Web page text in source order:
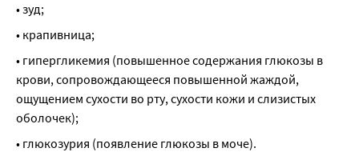
• зуд;
• крапивница;
• гипергликемия (повышенное содержания глюкозы в
крови, сопровождающееся повышенной жаждой,
ощущением сухости во рту, сухости кожи и слизистых
оболочек);
• глюкозурия (появление глюкозы в моче).